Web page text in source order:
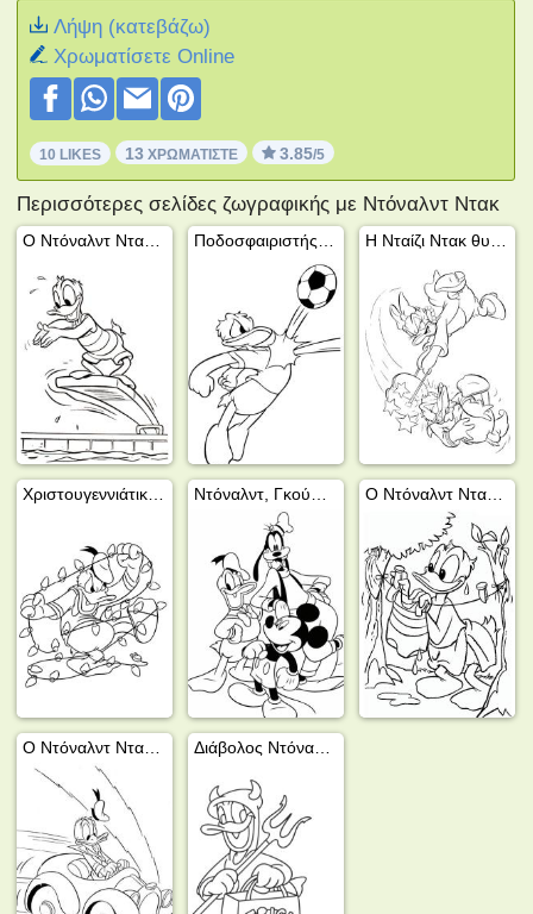
Λήψη (κατεβάζω)
Xρωματίσετε Online
10 LIKES 13 ΧΡΩΜΑΤΊΣΤΕ 3.85/5
Περισσότερες σελίδες ζωγραφικής με Ντόναλντ Ντακ